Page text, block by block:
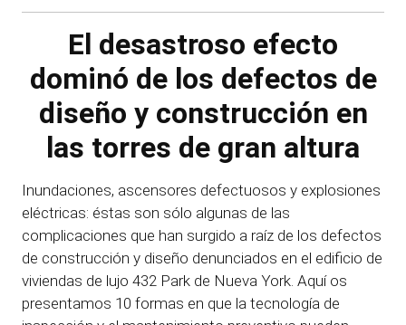
El desastroso efecto
dominó de los defectos de
diseño y construcción en
las torres de gran altura
Inundaciones, ascensores defectuosos y explosiones
eléctricas: éstas son sólo algunas de las
complicaciones que han surgido a raíz de los defectos
de construcción y diseño denunciados en el edificio de
viviendas de lujo 432 Park de Nueva York. Aquí os
presentamos 10 formas en que la tecnología de